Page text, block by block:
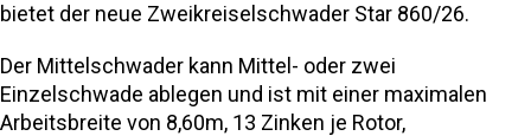
bietet der neue Zweikreiselschwader Star 860/26.
Der Mittelschwader kann Mittel- oder zwei
Einzelschwade ablegen und ist mit einer maximalen
Arbeitsbreite von 8,60m, 13 Zinken je Rotor,